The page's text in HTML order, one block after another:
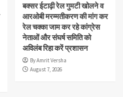
बक्सर ईटाढ़ी रेल गुमटी खोलने व
आरओबी मरम्मतीकरण की मांग कर
रेल चक्का जाम कर रहे कांग्रेस
नेताओं और संघर्ष समिति को
अविलंब रिहा करें प्रशासन
By Amrit Versha
August 7, 2026